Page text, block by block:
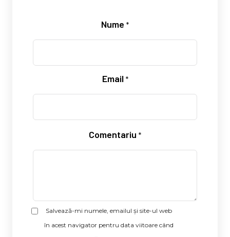
Comentariu *
Nume *
Email *
Salvează-mi numele, emailul și site-ul web
în acest navigator pentru data viitoare când